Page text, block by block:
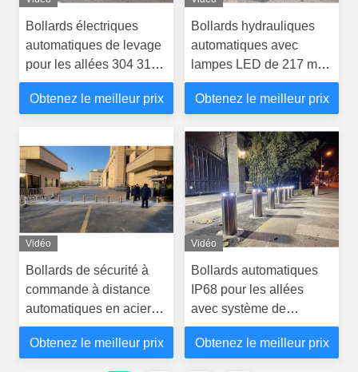
Bollards électriques
automatiques de levage
pour les allées 304 316
en acier inoxydable
Obtenez le meilleur prix
Bollards hydrauliques
automatiques avec
lampes LED de 217 mm
de diamètre
Obtenez le meilleur prix
Vidéo
Bollards de sécurité à
commande à distance
automatiques en acier
inoxydable 304 316
Obtenez le meilleur prix
Vidéo
Bollards automatiques
IP68 pour les allées
avec système de
télécommande
Obtenez le meilleur prix